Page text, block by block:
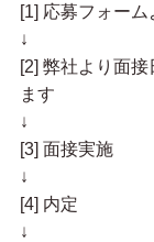
[1] 応募フォー
↓
[2] 弊社より面
ます
↓
[3] 面接実施
↓
[4] 内定
↓